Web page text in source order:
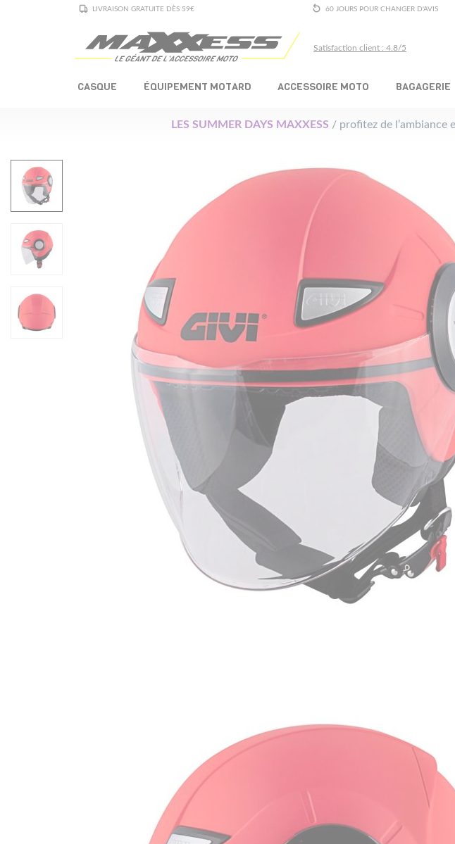
LIVRAISON GRATUITE DÈS 59€ 60 JOURS POUR CHANGER D'AVIS
Satisfaction client : 4.8/5
CASQUE ÉQUIPEMENT MOTARD ACCESSOIRE MOTO BAGAGERIE
LES SUMMER DAYS MAXXESS / profitez de l’ambiance